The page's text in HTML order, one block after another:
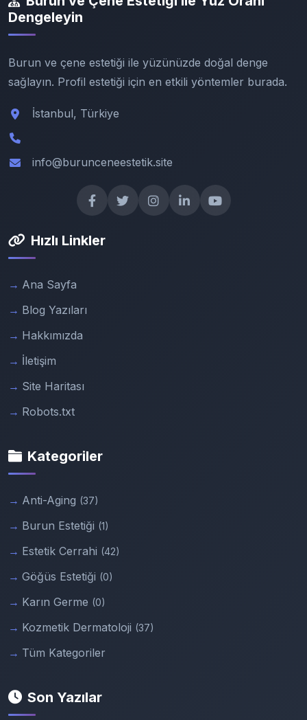
Dengeleyin
Burun ve çene estetiği ile yüzünüzde doğal denge
sağlayın. Profil estetiği için en etkili yöntemler burada.
İstanbul, Türkiye
info@burunceneestetik.site
Hızlı Linkler
Ana Sayfa
Blog Yazıları
Hakkımızda
İletişim
Site Haritası
Robots.txt
Kategoriler
Anti-Aging (37)
Burun Estetiği (1)
Estetik Cerrahi (42)
Göğüs Estetiği (0)
Karın Germe (0)
Kozmetik Dermatoloji (37)
Tüm Kategoriler
Son Yazılar